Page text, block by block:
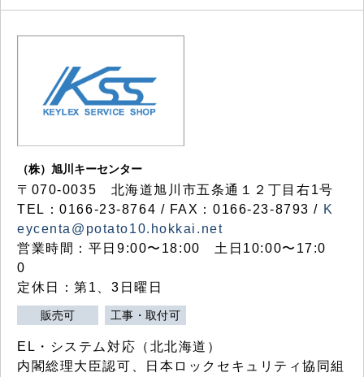
（株）旭川キーセンター
〒070-0035 北海道旭川市五条通１２丁目右1号
TEL：0166-23-8764 / FAX：0166-23-8793 / K
eycenta@potato10.hokkai.net
営業時間：平日9:00〜18:00 土日10:00〜17:0
0
定休日：第1、3日曜日
販売可 工事・取付可
EL・システム対応（北北海道）
内閣総理大臣認可、日本ロックセキュリティ協同組